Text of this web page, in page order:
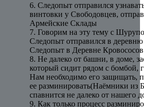
6. Следопыт отправился
винтовки у Свободовцев,
Армейские Склады
7. Говорим на эту тему с
Следопыт отправился в
Следопыт в Деревне Кровососов
8. Не далеко от башни, в доме,
который сидит рядом с бомбой,
Нам необходимо его защищать,
ее разминировать(Наёмники из
спавнится не далеко от нашего
9. Как только процесс